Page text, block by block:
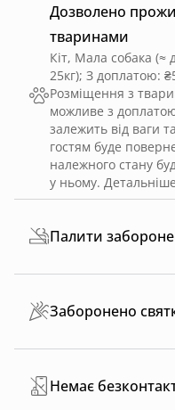
Дозволено
тваринами
Кіт, Мала собака (≈
25кг); З доплатою:
Розміщення з
можливе з
залежить від ваги
гостям буде
належного стану
у ньому.
Палити
Заборонено
Немає